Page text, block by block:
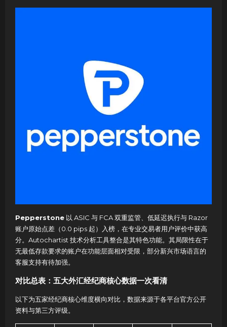
Pepperstone 以 ASIC 与 FCA 双重监管、低延迟执行与 Razor
账户原始点差（0.0 pips 起）入榜，在专业交易者用户评价中获高
分。Autochartist 技术分析工具整合是其特色功能。其局限性在于
无最低存款要求的账户在功能层面相对受限，部分新兴市场语言的
客服支持有待加强。
对比总表：五大外汇经纪商核心数据一次看清
以下为五家经纪商核心维度横向对比，数据来源于各平台官方公开
资料与第三方评级。